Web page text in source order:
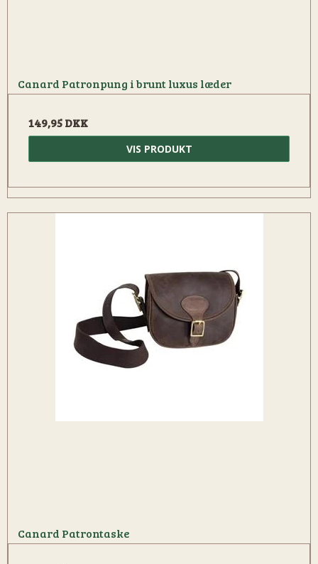
Canard Patronpung i brunt luxus læder
149,95 DKK
VIS PRODUKT
Canard Patrontaske